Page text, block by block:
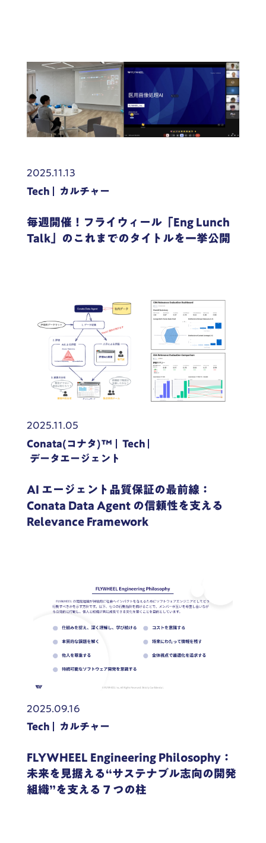
2025.11.13
Tech
カルチャー
毎週開催！フライウィール「Eng Lunch
Talk」のこれまでのタイトルを一挙公開
2025.11.05
Conata(コナタ)™
Tech
データエージェント
AI エージェント品質保証の最前線：
Conata Data Agent の信頼性を支える
Relevance Framework
2025.09.16
Tech
カルチャー
FLYWHEEL Engineering Philosophy：
未来を見据える“サステナブル志向の開発
組織”を支える 7 つの柱